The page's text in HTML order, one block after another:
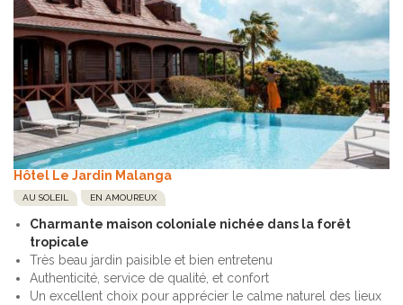
Hôtel Le Jardin Malanga
AU SOLEIL EN AMOUREUX
Charmante maison coloniale nichée dans la forêt
tropicale
Très beau jardin paisible et bien entretenu
Authenticité, service de qualité, et confort
Un excellent choix pour apprécier le calme naturel des lieux